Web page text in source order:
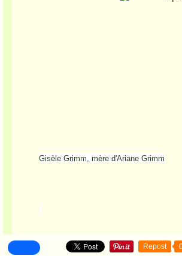
Gisèle Grimm, mère d'Ariane Grimm
Repost